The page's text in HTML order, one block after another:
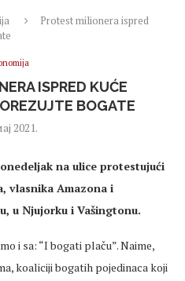
Protest milionera ispred
ISPRED KUĆE
BOGATE
2021.
na ulice protestujući
vlasnika Amazona i
u Njujorku i Vašingtonu.
i sa: “I bogati plaču”. Naime,
koaliciji bogatih pojedinaca koji